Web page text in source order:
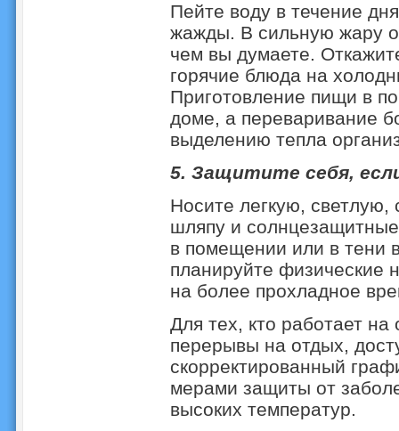
Пейте воду в течение
жажды. В сильную жару
чем вы думаете.
горячие блюда на
Приготовление пищи в
доме, а переваривание
выделению тепла
5. Защитите себя,
Носите легкую,
шляпу и
в помещении или в тени
планируйте физические
на более прохладное
Для тех, кто работает
перерывы на отдых,
скорректированный
мерами защиты от
высоких температур.